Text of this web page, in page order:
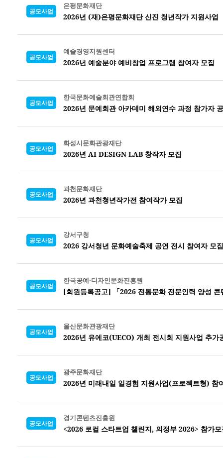
공모사업
은평문화재단
2026년 (재)은평문화재단 신진 청년작가 지원사업
공모사업
예술경영지원센터
2026년 예술분야 예비창업 프로그램 참여자 모집
공모사업
한국문화예술회관연합회
2026년 문예회관 아카데미 해외연수 과정 참가자
공모사업
화성시문화관광재단
2026년 AI DESIGN LAB 창작자 모집
공모사업
과천문화재단
2026년 과천청년작가전 참여작가 모집
공모사업
강서구청
2026 강서청년 문화예술축제 공연 전시 참여자 모집
공모사업
한국공예·디자인문화진흥원
[회원등록공고] 「2026 전통문화 전문인력 양성
공모사업
울산문화관광재단
2026년 유에코(UECO) 개최 전시회 지원사업 추가
공모사업
광주문화재단
2026년 미래내일 일경험 지원사업(프로젝트형) 참
공모사업
경기콘텐츠진흥원
<2026 로컬 스타트업 챌린지, 의정부 2026> 참가